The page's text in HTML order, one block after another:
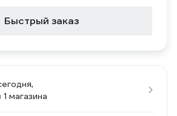
Быстрый заказ
1 магазина